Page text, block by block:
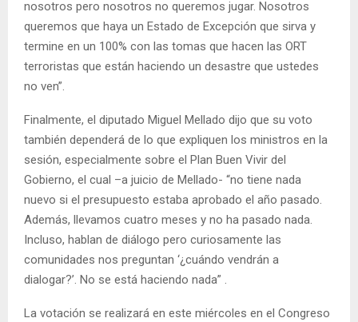
nosotros pero nosotros no queremos jugar. Nosotros
queremos que haya un Estado de Excepción que sirva y
termine en un 100% con las tomas que hacen las ORT
terroristas que están haciendo un desastre que ustedes
no ven”.
Finalmente, el diputado Miguel Mellado dijo que su voto
también dependerá de lo que expliquen los ministros en la
sesión, especialmente sobre el Plan Buen Vivir del
Gobierno, el cual –a juicio de Mellado- “no tiene nada
nuevo si el presupuesto estaba aprobado el año pasado.
Además, llevamos cuatro meses y no ha pasado nada.
Incluso, hablan de diálogo pero curiosamente las
comunidades nos preguntan ‘¿cuándo vendrán a
dialogar?’. No se está haciendo nada” .
La votación se realizará en este miércoles en el Congreso